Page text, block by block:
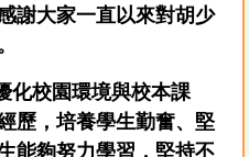
謝大家一直以來對胡少
化校園環境與校本課
歷，培養學生勤奮、堅
能夠努力學習，堅持不